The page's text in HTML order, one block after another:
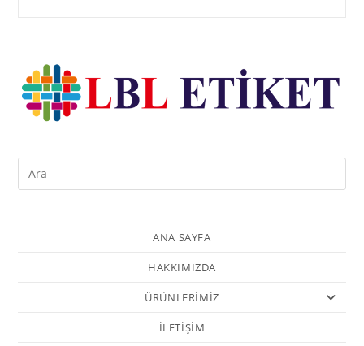
ANA SAYFA
HAKKIMIZDA
ÜRÜNLERİMİZ
İLETİŞİM